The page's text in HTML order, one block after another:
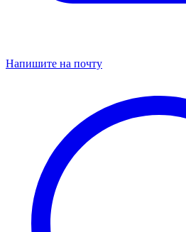
Напишите на почту